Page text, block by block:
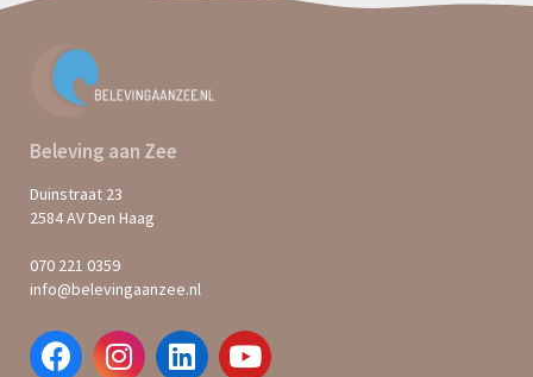
Beleving aan Zee
Duinstraat 23
2584 AV Den Haag
070 221 0359
info@belevingaanzee.nl